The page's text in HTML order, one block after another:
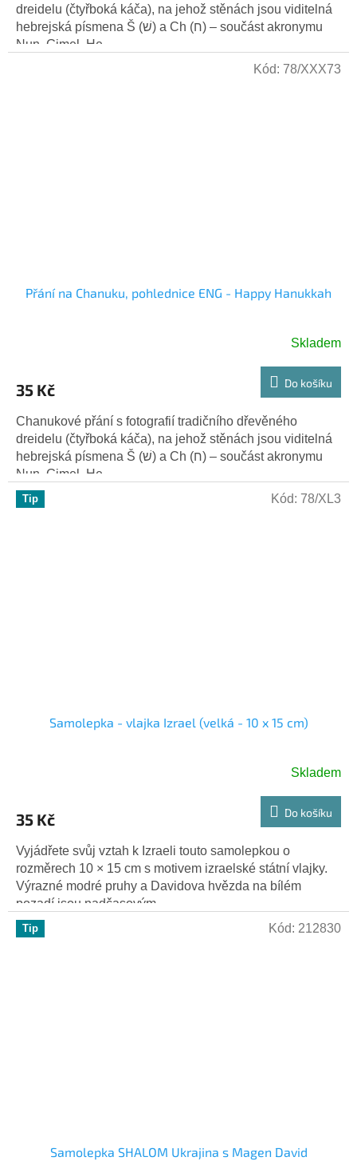
dreidelu (čtyřboká káča), na jehož stěnách jsou viditelná
hebrejská písmena Š (שׁ) a Ch (ח) – součást akronymu
Nun, Gimel, He,...
Přání na Chanuku, pohlednice ENG - Happy Hanukkah
Skladem
35 Kč Do košíku
Chanukové přání s fotografií tradičního dřevěného
dreidelu (čtyřboká káča), na jehož stěnách jsou viditelná
hebrejská písmena Š (שׁ) a Ch (ח) – součást akronymu
Nun, Gimel, He,...
Kód: 78/XXX73
Tip
Samolepka - vlajka Izrael (velká - 10 x 15 cm)
Skladem
35 Kč Do košíku
Vyjádřete svůj vztah k Izraeli touto samolepkou o
rozměrech 10 × 15 cm s motivem izraelské státní vlajky.
Výrazné modré pruhy a Davidova hvězda na bílém
pozadí jsou nadčasovým...
Kód: 78/XL3
Tip
Samolepka SHALOM Ukrajina s Magen David
Kód: 212830